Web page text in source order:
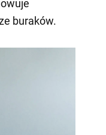
buraków.